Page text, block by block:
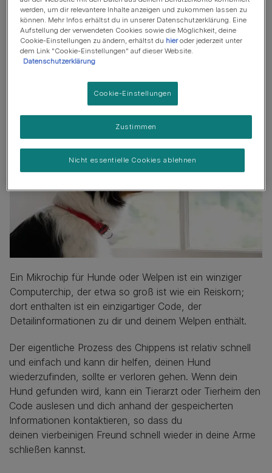
Wie hoch sind die Kosten für diese Prozedur?
Das aktuelle Hunde-Mikrochip-Gesetz
Was ist ein Mikrochip?
Ein Mikrochip für Hunde oder Welpen ist ein winziger
Computerchip, der etwa so groß ist wie ein Reiskorn;
dort enthalten ist ein einzigartiger Code, der
Detailinformationen zu dir und deinem Welpen enthält.
Der eigentliche Prozess des Chippens ist relativ schnell
und einfach und kann dir helfen, deinen Hund
wiederzufinden, sollte er verloren gehen. Wenn dein
Hund gefunden wird, kann ein Tierarzt oder Tierheim den
Code auslesen und dich anhand der gespeicherten
Informationen kontaktieren, so dass du
deinen vierbeinigen Freund schnell wieder in deine Arme
schließen kannst.
werden, um dir relevantere Inhalte anzeigen und zukommen lassen zu
können. Mehr Infos erhältst du in unserer Datenschutzerklärung. Eine
Aufstellung der verwendeten Cookies sowie die Möglichkeit, deine
Cookie-Einstellungen zu ändern, erhältst du hieroder jederzeit unter
dem Link "Cookie-Einstellungen" auf dieser Website.
Datenschutzerklärung
Cookie-Einstellungen
Nicht essentielle Cookies ablehnen
Zustimmen